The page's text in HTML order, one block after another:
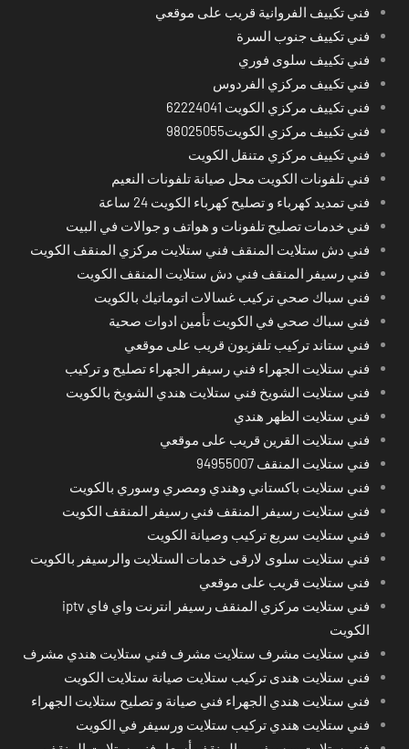
فني تكييف الفروانية قريب على موقعي
فني تكييف جنوب السرة
فني تكييف سلوى فوري
فني تكييف مركزي الفردوس
فني تكييف مركزي الكويت 62224041
فني تكييف مركزي الكويت98025055
فني تكييف مركزي متنقل الكويت
فني تلفونات الكويت محل صيانة تلفونات النعيم
فني تمديد كهرباء و تصليح كهرباء الكويت 24 ساعة
فني خدمات تصليح تلفونات و هواتف و جوالات في البيت
فني دش ستلايت المنقف فني ستلايت مركزي المنقف الكويت
فني رسيفر المنقف فني دش ستلايت المنقف الكويت
فني سباك صحي تركيب غسالات اتوماتيك بالكويت
فني سباك صحي في الكويت تأمين ادوات صحية
فني ستاند تركيب تلفزيون قريب على موقعي
فني ستلايت الجهراء فني رسيفر الجهراء تصليح و تركيب
فني ستلايت الشويخ فني ستلايت هندي الشويخ بالكويت
فني ستلايت الظهر هندي
فني ستلايت القرين قريب على موقعي
فني ستلايت المنقف 94955007
فني ستلايت باكستاني وهندي ومصري وسوري بالكويت
فني ستلايت رسيفر المنقف فني رسيفر المنقف الكويت
فني ستلايت سريع تركيب وصيانة الكويت
فني ستلايت سلوى لارقى خدمات الستلايت والرسيفر بالكويت
فني ستلايت قريب على موقعي
فني ستلايت مركزي المنقف رسيفر انترنت واي فاي iptv
الكويت
فني ستلايت مشرف ستلايت مشرف فني ستلايت هندي مشرف
فني ستلايت هندى تركيب ستلايت صيانة ستلايت الكويت
فني ستلايت هندي الجهراء فني صيانة و تصليح ستلايت الجهراء
فني ستلايت هندي تركيب ستلايت ورسيفر في الكويت